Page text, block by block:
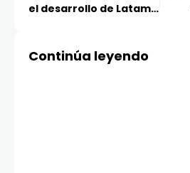
el desarrollo de Latam
Continúa leyendo